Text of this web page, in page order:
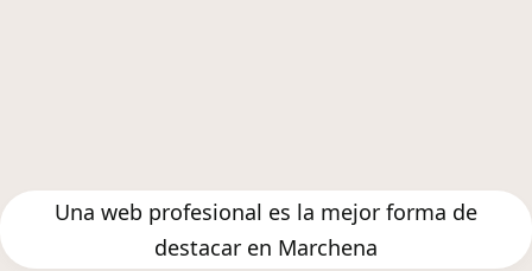
Una web profesional es la mejor forma de
destacar en Marchena